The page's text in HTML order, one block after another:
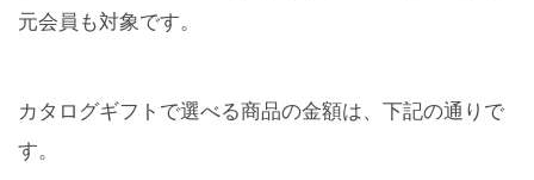
元会員も対象です。
カタログギフトで選べる商品の金額は、下記の通りで
す。